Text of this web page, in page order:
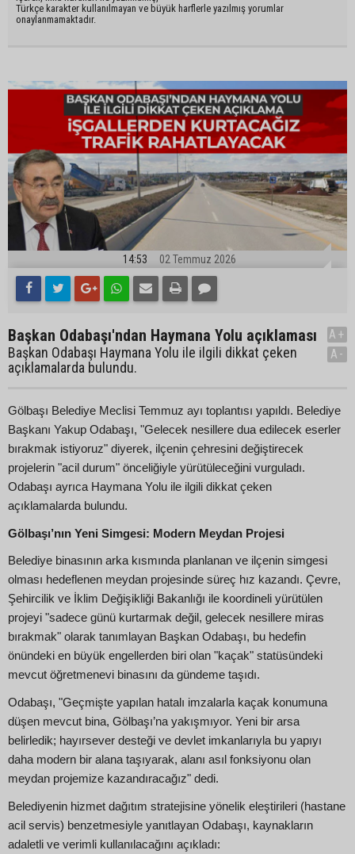
Türkçe karakter kullanılmayan ve büyük harflerle yazılmış yorumlar
onaylanmamaktadır.
14:53 02 Temmuz 2026
Başkan Odabaşı'ndan Haymana Yolu açıklaması
Başkan Odabaşı Haymana Yolu ile ilgili dikkat çeken
açıklamalarda bulundu.
A+
A-
Gölbaşı Belediye Meclisi Temmuz ayı toplantısı yapıldı. Belediye
Başkanı Yakup Odabaşı, "Gelecek nesillere dua edilecek eserler
bırakmak istiyoruz" diyerek, ilçenin çehresini değiştirecek
projelerin "acil durum" önceliğiyle yürütüleceğini vurguladı.
Odabaşı ayrıca Haymana Yolu ile ilgili dikkat çeken
açıklamalarda bulundu.
Gölbaşı’nın Yeni Simgesi: Modern Meydan Projesi
Belediye binasının arka kısmında planlanan ve ilçenin simgesi
olması hedeflenen meydan projesinde süreç hız kazandı. Çevre,
Şehircilik ve İklim Değişikliği Bakanlığı ile koordineli yürütülen
projeyi "sadece günü kurtarmak değil, gelecek nesillere miras
bırakmak" olarak tanımlayan Başkan Odabaşı, bu hedefin
önündeki en büyük engellerden biri olan "kaçak" statüsündeki
mevcut öğretmenevi binasını da gündeme taşıdı.
Odabaşı, "Geçmişte yapılan hatalı imzalarla kaçak konumuna
düşen mevcut bina, Gölbaşı’na yakışmıyor. Yeni bir arsa
belirledik; hayırsever desteği ve devlet imkanlarıyla bu yapıyı
daha modern bir alana taşıyarak, alanı asıl fonksiyonu olan
meydan projemize kazandıracağız" dedi.
Belediyenin hizmet dağıtım stratejisine yönelik eleştirileri (hastane
acil servis) benzetmesiyle yanıtlayan Odabaşı, kaynakların
adaletli ve verimli kullanılacağını açıkladı: